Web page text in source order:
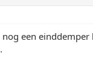
nog een